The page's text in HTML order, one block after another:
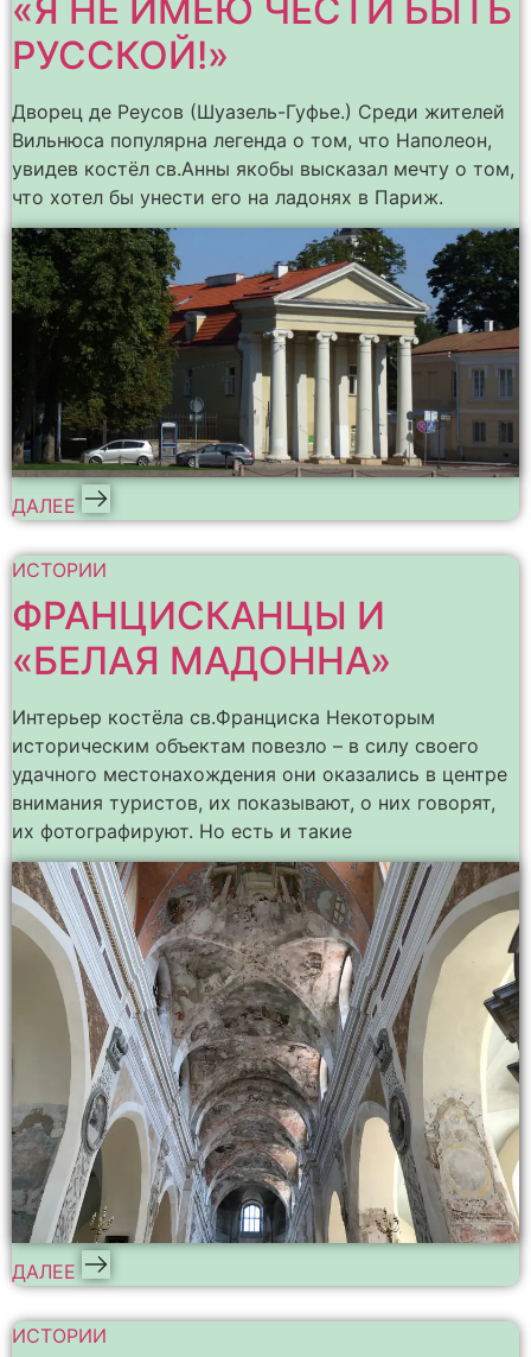
«Я НЕ ИМЕЮ ЧЕСТИ БЫТЬ
РУССКОЙ!»
Дворец де Реусов (Шуазель-Гуфье.) Среди жителей
Вильнюса популярна легенда о том, что Наполеон,
увидев костёл св.Анны якобы высказал мечту о том,
что хотел бы унести его на ладонях в Париж.
ДАЛЕЕ
ИСТОРИИ
ФРАНЦИСКАНЦЫ И
«БЕЛАЯ МАДОННА»
Интерьер костёла св.Франциска Некоторым
историческим объектам повезло – в силу своего
удачного местонахождения они оказались в центре
внимания туристов, их показывают, о них говорят,
их фотографируют. Но есть и такие
ДАЛЕЕ
ИСТОРИИ